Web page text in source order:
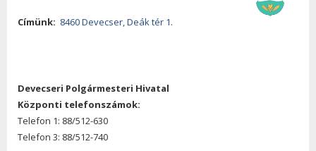
Címünk: 8460 Devecser, Deák tér 1.
Devecseri Polgármesteri Hivatal
Központi telefonszámok:
Telefon 1: 88/512-630
Telefon 3: 88/512-740